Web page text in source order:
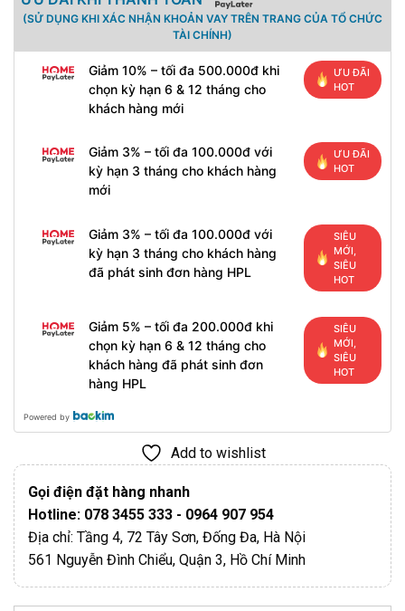
(SỬ DỤNG KHI XÁC NHẬN KHOẢN VAY TRÊN TRANG CỦA TỔ CHỨC
TÀI CHÍNH)
Giảm 10% – tối đa 500.000đ khi
chọn kỳ hạn 6 & 12 tháng cho
khách hàng mới
ƯU ĐÃI
HOT
Giảm 3% – tối đa 100.000đ với
kỳ hạn 3 tháng cho khách hàng
mới
ƯU ĐÃI
HOT
Giảm 3% – tối đa 100.000đ với
kỳ hạn 3 tháng cho khách hàng
đã phát sinh đơn hàng HPL
SIÊU
MỚI,
SIÊU
HOT
Giảm 5% – tối đa 200.000đ khi
chọn kỳ hạn 6 & 12 tháng cho
khách hàng đã phát sinh đơn
hàng HPL
SIÊU
MỚI,
SIÊU
HOT
Powered by
Add to wishlist
Gọi điện đặt hàng nhanh
Hotline: 078 3455 333 - 0964 907 954
Địa chỉ: Tầng 4, 72 Tây Sơn, Đống Đa, Hà Nội
561 Nguyễn Đình Chiểu, Quận 3, Hồ Chí Minh